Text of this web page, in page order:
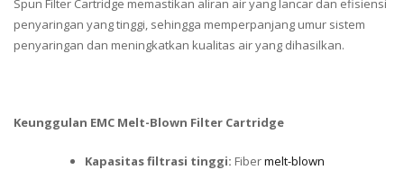
Spun Filter Cartridge memastikan aliran air yang lancar dan efisiensi
penyaringan yang tinggi, sehingga memperpanjang umur sistem
penyaringan dan meningkatkan kualitas air yang dihasilkan.
Keunggulan EMC Melt-Blown Filter Cartridge
Kapasitas filtrasi tinggi: Fibermelt-blown